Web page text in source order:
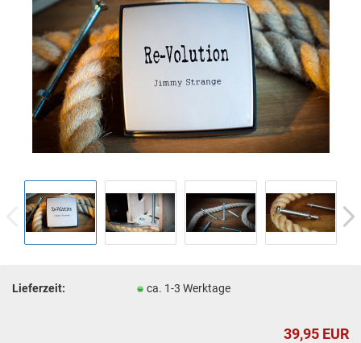
Lieferzeit: ca. 1-3 Werktage
39,95 EUR